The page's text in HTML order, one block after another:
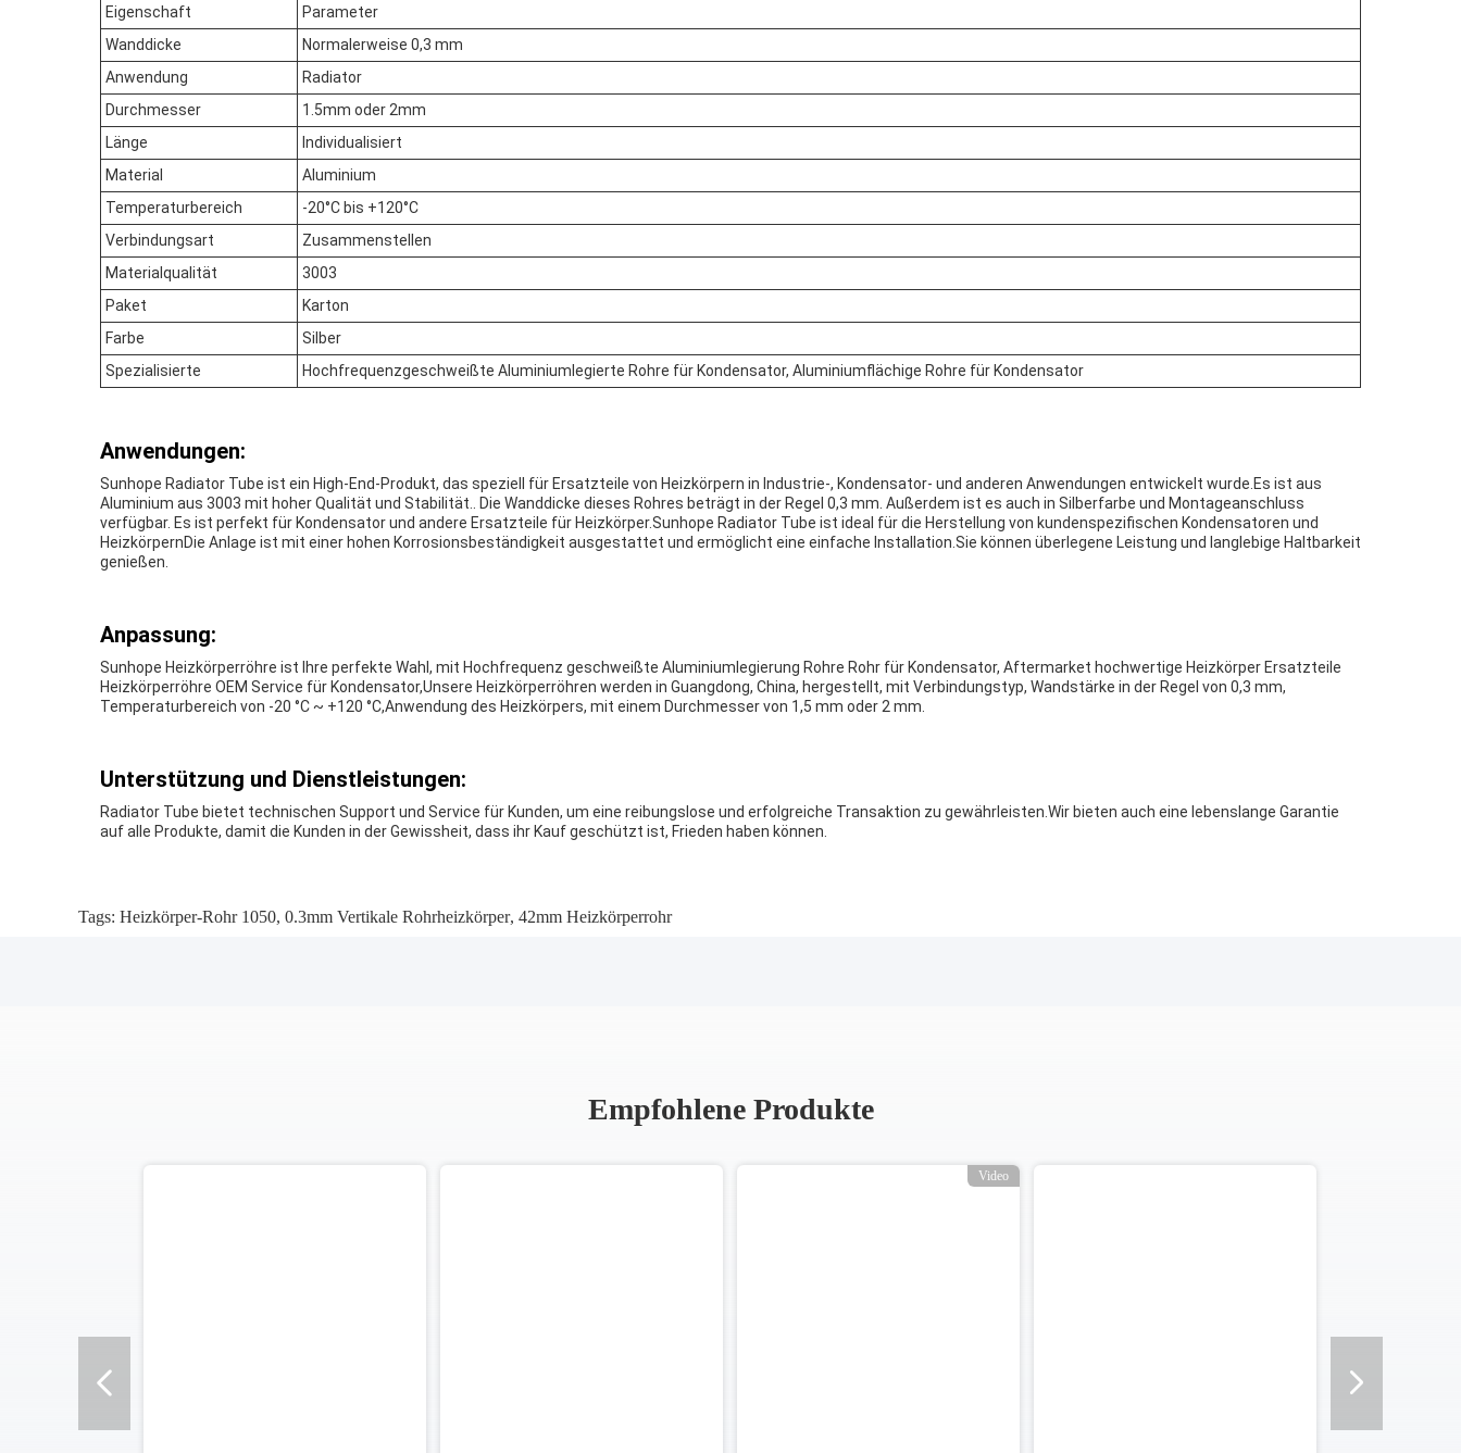
Eigenschaft
Parameter
Wanddicke
Normalerweise 0,3 mm
Anwendung
Radiator
Durchmesser
1.5mm oder 2mm
Länge
Individualisiert
Material
Aluminium
Temperaturbereich
-20°C bis +120°C
Verbindungsart
Zusammenstellen
Materialqualität
3003
Paket
Karton
Farbe
Silber
Spezialisierte
Hochfrequenzgeschweißte Aluminiumlegierte Rohre für Kondensator, Aluminiumflächige Rohre für Kondensator
Anwendungen:
Sunhope Radiator Tube ist ein High-End-Produkt, das speziell für Ersatzteile von Heizkörpern in Industrie-, Kondensator- und anderen Anwendungen entwickelt wurde.Es ist aus
Aluminium aus 3003 mit hoher Qualität und Stabilität.. Die Wanddicke dieses Rohres beträgt in der Regel 0,3 mm. Außerdem ist es auch in Silberfarbe und Montageanschluss
verfügbar. Es ist perfekt für Kondensator und andere Ersatzteile für Heizkörper.Sunhope Radiator Tube ist ideal für die Herstellung von kundenspezifischen Kondensatoren und
HeizkörpernDie Anlage ist mit einer hohen Korrosionsbeständigkeit ausgestattet und ermöglicht eine einfache Installation.Sie können überlegene Leistung und langlebige Haltbarkeit
genießen.
Anpassung:
Sunhope Heizkörperröhre ist Ihre perfekte Wahl, mit Hochfrequenz geschweißte Aluminiumlegierung Rohre Rohr für Kondensator, Aftermarket hochwertige Heizkörper Ersatzteile
Heizkörperröhre OEM Service für Kondensator,Unsere Heizkörperröhren werden in Guangdong, China, hergestellt, mit Verbindungstyp, Wandstärke in der Regel von 0,3 mm,
Temperaturbereich von -20 °C ~ +120 °C,Anwendung des Heizkörpers, mit einem Durchmesser von 1,5 mm oder 2 mm.
Unterstützung und Dienstleistungen:
Radiator Tube bietet technischen Support und Service für Kunden, um eine reibungslose und erfolgreiche Transaktion zu gewährleisten.Wir bieten auch eine lebenslange Garantie
auf alle Produkte, damit die Kunden in der Gewissheit, dass ihr Kauf geschützt ist, Frieden haben können.
Tags: Heizkörper-Rohr 1050, 0.3mm Vertikale Rohrheizkörper, 42mm Heizkörperrohr
Empfohlene Produkte
Video